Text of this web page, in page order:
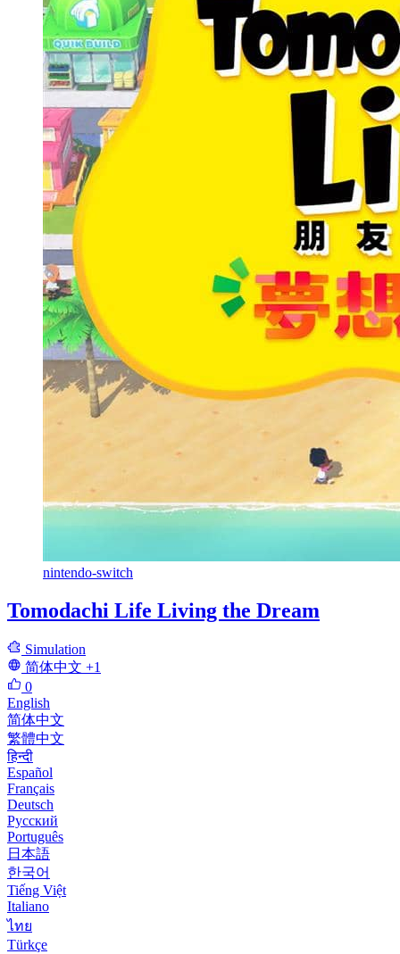
nintendo-switch
Tomodachi Life Living the Dream
Simulation
简体中文 +1
0
English
简体中文
繁體中文
हिन्दी
Español
Français
Deutsch
Русский
Português
日本語
한국어
Tiếng Việt
Italiano
ไทย
Türkçe